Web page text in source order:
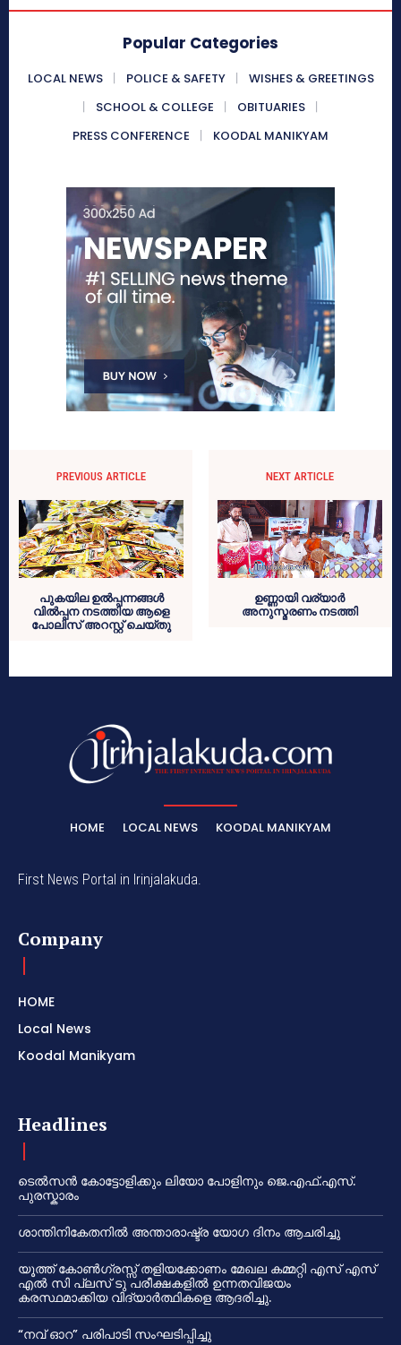
Popular Categories
LOCAL NEWS POLICE & SAFETY
WISHES & GREETINGS
SCHOOL & COLLEGE
OBITUARIES
PRESS CONFERENCE
KOODAL MANIKYAM
PREVIOUS ARTICLE
പുകയില ഉല്‍പ്പന്നങ്ങള്‍
വില്‍പ്പന നടത്തിയ ആളെ
പോലിസ് അറസ്റ്റ് ചെയ്തു
NEXT ARTICLE
ഉണ്ണായി വര്യാര്‍
അനുസ്മരണം നടത്തി
HOME LOCAL NEWS KOODAL MANIKYAM
First News Portal in Irinjalakuda.
Company
HOME
Local News
Koodal Manikyam
Headlines
ടെൽസൻ കോട്ടോളിക്കും ലിയോ പോളിനും ജെ.എഫ്.എസ്.
പുരസ്കാരം
ശാന്തിനികേതനിൽ അന്താരാഷ്ട്ര യോഗ ദിനം ആചരിച്ചു
യൂത്ത് കോൺഗ്രസ്സ് തളിയക്കോണം മേഖല കമ്മറ്റി എസ് എസ്
എൽ സി പ്ലസ് ടു പരീക്ഷകളിൽ ഉന്നതവിജയം
കരസ്ഥമാക്കിയ വിദ്യാർത്ഥികളെ ആദരിച്ചു.
“നവ് ഓറ” പരിപാടി സംഘടിപ്പിച്ചു